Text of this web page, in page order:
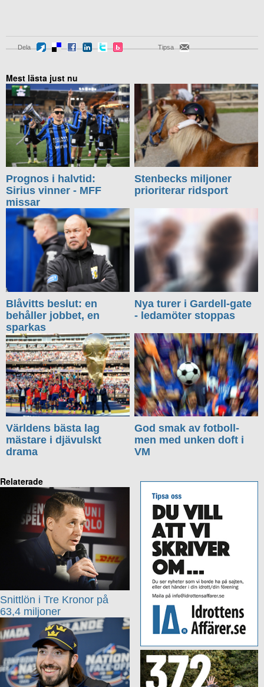
Dela Tipsa
Mest lästa just nu
Prognos i halvtid:
Sirius vinner - MFF
missar
Stenbecks miljoner
prioriterar ridsport
Blåvitts beslut: en
behåller jobbet, en
sparkas
Nya turer i Gardell-gate
- ledamöter stoppas
Världens bästa lag
mästare i djävulskt
drama
God smak av fotboll-
men med unken doft i
VM
Relaterade
Snittlön i Tre Kronor på
63,4 miljoner